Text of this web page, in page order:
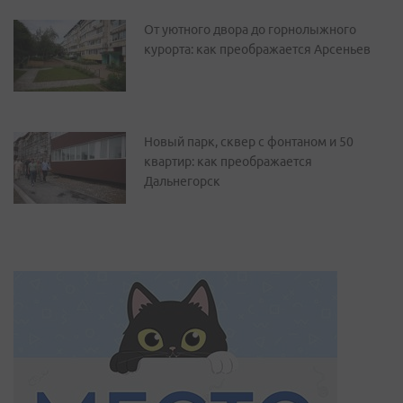
От уютного двора до горнолыжного
курорта: как преображается Арсеньев
Новый парк, сквер с фонтаном и 50
квартир: как преображается
Дальнегорск